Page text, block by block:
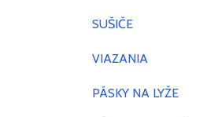
SUŠIČE
VIAZANIA
PÁSKY NA LYŽE